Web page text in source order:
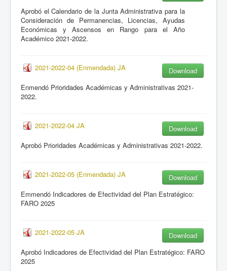
Aprobó el Calendario de la Junta Administrativa para la
Consideración de Permanencias, Licencias, Ayudas
Económicas y Ascensos en Rango para el Año
Académico 2021-2022.
2021-2022-04 (Enmendada) JA
Download
Enmendó Prioridades Académicas y Administrativas 2021-
2022.
2021-2022-04 JA
Download
Aprobó Prioridades Académicas y Administrativas 2021-2022.
2021-2022-05 (Enmendada) JA
Download
Emmendó Indicadores de Efectividad del Plan Estratégico:
FARO 2025
2021-2022-05 JA
Download
Aprobó Indicadores de Efectividad del Plan Estratégico: FARO
2025